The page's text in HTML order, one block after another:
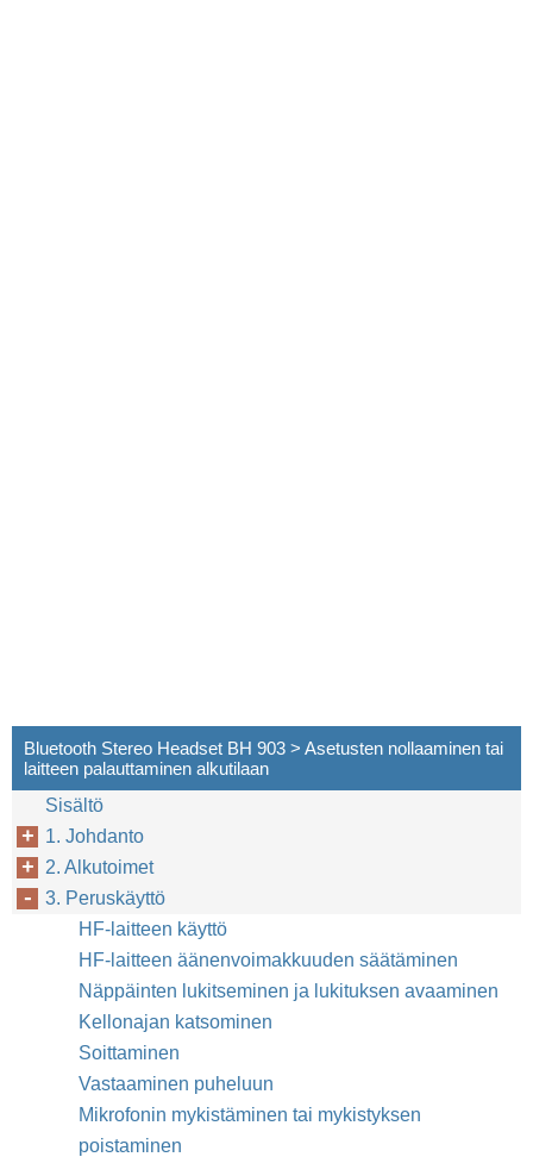
Bluetooth Stereo Headset BH 903 > Asetusten nollaaminen tai
laitteen palauttaminen alkutilaan
Sisältö
1. Johdanto
2. Alkutoimet
3. Peruskäyttö
HF-laitteen käyttö
HF-laitteen äänenvoimakkuuden säätäminen
Näppäinten lukitseminen ja lukituksen avaaminen
Kellonajan katsominen
Soittaminen
Vastaaminen puheluun
Mikrofonin mykistäminen tai mykistyksen
poistaminen